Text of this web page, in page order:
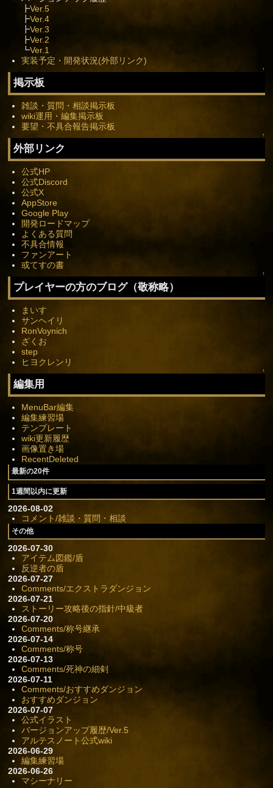
┣Ver.5
┣Ver.4
┣Ver.3
┣Ver.2
┗Ver.1
実装予定・開発状況(外部リンク)
↑
掲示板
雑談・質問・相談掲示板
wiki運用・編集掲示板
要望・不具合報告掲示板
↑
外部リンク
公式HP
公式Discord
公式X
AppStore
Google Play
開発ロードマップ
よくある質問
不具合情報
ファンアート
或てすの書
↑
プレイヤーの方のブログ（敬称略）
まいす
サンヘイリ
RonVoynich
ざくお
step
ヒヨクレンリ
↑
編集用
MenuBar編集
編集練習場
テンプレート
wiki更新履歴
画像置き場
RecentDeleted
最新の20件
1週間以内に更新
2026-08-02
コメント/雑談・質問・相談
その他
2026-07-30
アイテム図鑑/盾
反逆者の盾
2026-07-27
Comments/エクストラダンジョン
2026-07-21
ストーリー攻略後の指針/中級者
2026-07-20
Comments/称号継承
2026-07-14
Comments/称号
2026-07-13
Comments/死神の細剣
2026-07-11
Comments/おすすめダンジョン
おすすめダンジョン
2026-07-07
公式イラスト
バージョンアップ履歴/Ver.5
アルテスノート公式wiki
2026-06-29
編集練習場
2026-06-26
マシーナリー